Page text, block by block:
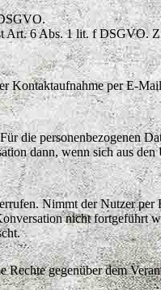
Art. 6 Abs. 1 lit. f DSGVO.
Kontaktaufnahme per E-
die personenbezogenen
dann, wenn sich aus den
Nimmt der Nutzer
nicht fortgeführt
Rechte gegenüber dem